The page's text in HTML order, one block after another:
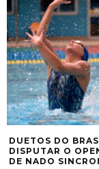
DUETOS DO
DISPUTAR O
DE NADO